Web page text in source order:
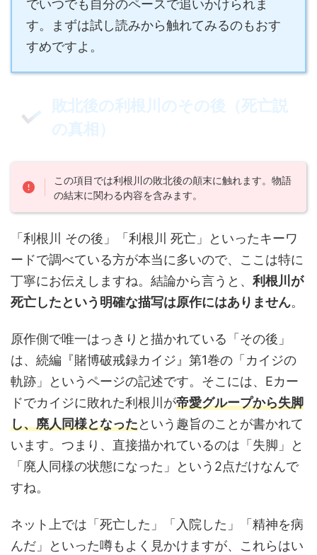
でいつでも自分のペースで追いかけられま
す。まずは試し読みから触れてみるのもおす
すめですよ。
敗北後の利根川のその後（死亡説
の真相）
この項目では利根川の敗北後の顛末に触れます。物語
の結末に関わる内容を含みます。
「利根川 その後」「利根川 死亡」といったキーワ
ードで調べている方が本当に多いので、ここは特に
丁寧にお伝えしますね。結論から言うと、 利根川が
死亡したという明確な描写は原作にはありません。
原作側で唯一はっきりと描かれている「その後」
は、続編『賭博破戒録カイジ』第1巻の「カイジの
軌跡」というページの記述です。そこには、Eカー
ドでカイジに敗れた利根川が帝愛グループから失脚
し、廃人同様となったという趣旨のことが書かれて
います。つまり、直接描かれているのは「失脚」と
「廃人同様の状態になった」という2点だけなんで
すね。
ネット上では「死亡した」「入院した」「精神を病
んだ」といった噂もよく見かけますが、これらはい